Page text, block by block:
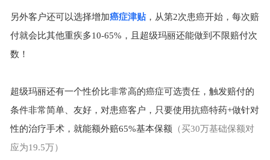
另外客户还可以选择增加癌症津贴，从第2次患癌开始，每次赔
付就会比其他重疾多10-65% ，且超级玛丽还能做到不限赔付次
数！
超级玛丽还有一个性价比非常高的癌症可选责任，触发赔付的
条件非常简单、友好，对患癌客户，只要使用抗癌特药+做针对
性的治疗手术，就能额外赔65%基本保额 （买30万基础保额对
应为19.5万）